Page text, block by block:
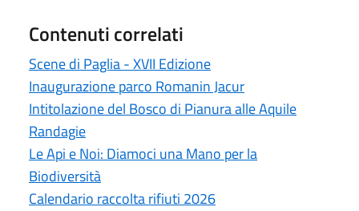
Contenuti correlati
Scene di Paglia - XVII Edizione
Inaugurazione parco Romanin Jacur
Intitolazione del Bosco di Pianura alle Aquile
Randagie
Le Api e Noi: Diamoci una Mano per la
Biodiversità
Calendario raccolta rifiuti 2026